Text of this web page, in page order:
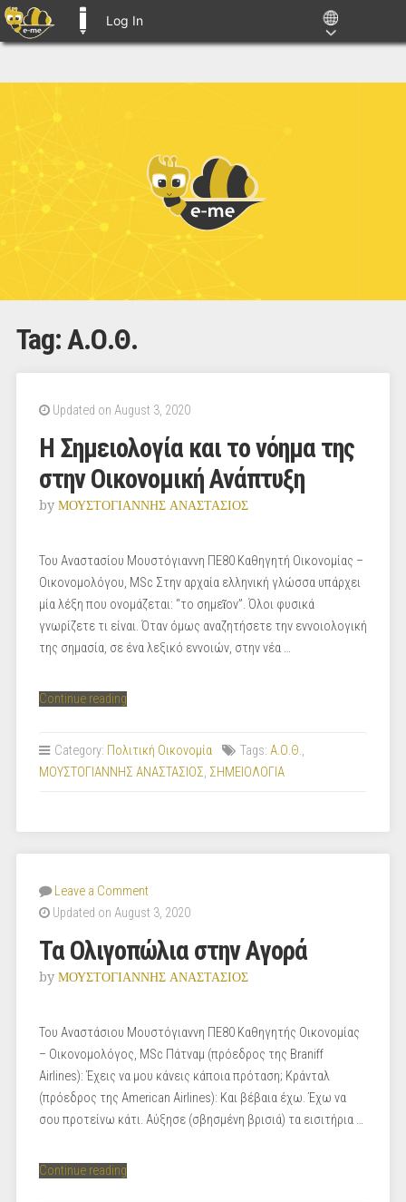
Log In
Tag:Α.Ο.Θ.
Updated on August 3, 2020
Η Σημειολογία και το νόημα της
στην Οικονομική Ανάπτυξη
by ΜΟΥΣΤΟΓΙΑΝΝΗΣ ΑΝΑΣΤΑΣΙΟΣ
Του Αναστασίου Μουστόγιαννη ΠΕ80 Καθηγητή Οικονομίας –
Οικονομολόγου, MSc Στην αρχαία ελληνική γλώσσα υπάρχει
μία λέξη που ονομάζεται: “το σημεῖον”. Όλοι φυσικά
γνωρίζετε τι είναι. Όταν όμως αναζητήσετε την εννοιολογική
της σημασία, σε ένα λεξικό εννοιών, στην νέα …
Continue reading“Η
το
στην
Οικονομική
Category: Πολιτική Οικονομία Tags: Α.Ο.Θ.,
ΜΟΥΣΤΟΓΙΑΝΝΗΣ ΑΝΑΣΤΑΣΙΟΣ, ΣΗΜΕΙΟΛΟΓΙΑ
Leave a Comment
Updated on August 3, 2020
Τα Ολιγοπώλια στην Αγορά
by ΜΟΥΣΤΟΓΙΑΝΝΗΣ ΑΝΑΣΤΑΣΙΟΣ
Του Αναστάσιου Μουστόγιαννη ΠΕ80 Καθηγητής Οικονομίας
– Οικονομολόγος, MSc Πάτναμ (πρόεδρος της Braniff
Airlines): Έχεις να μου κάνεις κάποια πρόταση; Κράνταλ
(πρόεδρος της American Airlines): Και βέβαια έχω. Έχω να
σου προτείνω κάτι. Αύξησε (σβησμένη βρισιά) τα εισιτήρια …
Continue reading“Τα